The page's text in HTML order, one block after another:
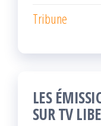
Tribune
LES
SUR TV